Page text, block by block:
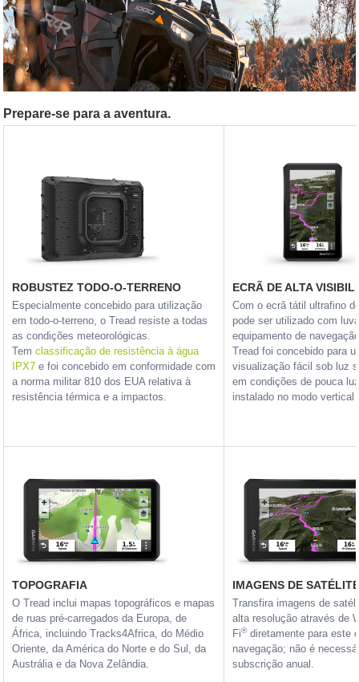
Prepare-se para a aventura.
ROBUSTEZ TODO-O-TERRENO
Especialmente concebido para utilização
em todo-o-terreno, o Tread resiste a todas
as condições meteorológicas.
Temclassificação de resistência à água
IPX7 e foi concebido em conformidade com
a norma militar 810 dos EUA relativa à
resistência térmica e a impactos.
ECRÃ DE ALTA
Com o ecrã tátil ultrafino
pode ser utilizado com
equipamento de
Tread foi concebido para
visualização fácil sob luz
em condições de pouca
instalado no modo vertical
TOPOGRAFIA
O Tread inclui mapas topográficos e mapas
de ruas pré-carregados da Europa, de
África, incluindo Tracks4Africa, do Médio
Oriente, da América do Norte e do Sul, da
Austrália e da Nova Zelândia.
IMAGENS DE
Transfira imagens de
alta resolução através de
Fi®diretamente para este
navegação; não é
subscrição anual.